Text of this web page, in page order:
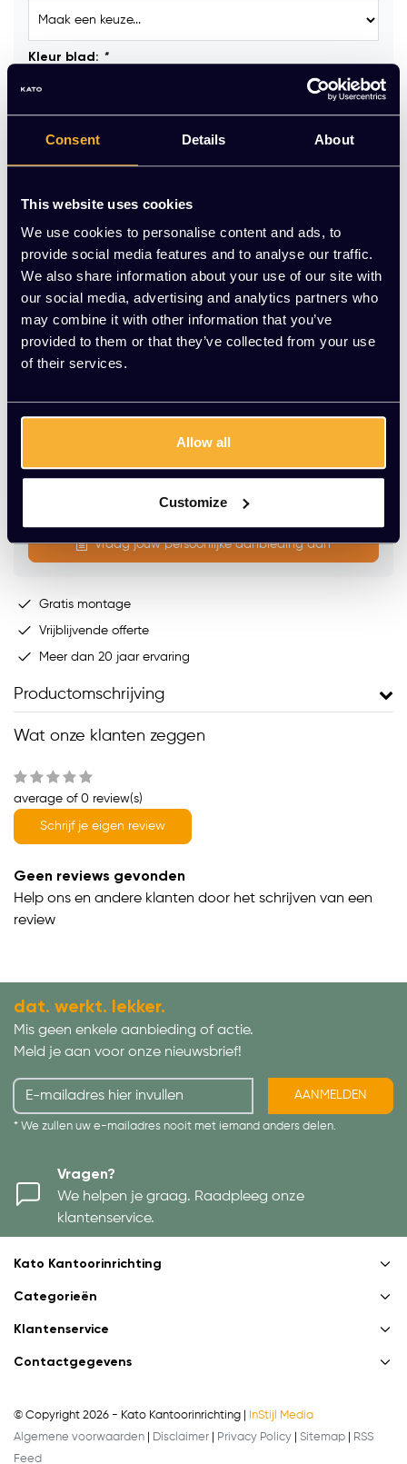
Consent Details About
This website uses cookies
We use cookies to personalise content and ads, to
provide social media features and to analyse our traffic.
We also share information about your use of our site with
our social media, advertising and analytics partners who
may combine it with other information that you’ve
provided to them or that they’ve collected from your use
of their services.
Allow all
Customize
Kleur blad: *
Kabelgoot :
Kabeldoorvoerdop:
Stekkerblok GST18 (incl. aansluitkabel 3 meter) :
Op voorraad
8-10 weken)
+
Toevoegen aan winkelwagen
Vraag jouw persoonlijke aanbieding aan
Gratis montage
Vrijblijvende offerte
Meer dan 20 jaar ervaring
Productomschrijving
Wat onze klanten zeggen
average of 0 review(s)
Schrijf je eigen review
Geen reviews gevonden
Help ons en andere klanten door het schrijven van een
review
dat. werkt. lekker.
Mis geen enkele aanbieding of actie.
Meld je aan voor onze nieuwsbrief!
AANMELDEN
* We zullen uw e-mailadres nooit met iemand anders delen.
Vragen?
We helpen je graag. Raadpleeg onze
klantenservice.
Kato Kantoorinrichting
Categorieën
Klantenservice
Contactgegevens
© Copyright 2026 - Kato Kantoorinrichting |
InStijl Media
Algemene voorwaarden
Disclaimer Privacy Policy Sitemap
RSS
Feed